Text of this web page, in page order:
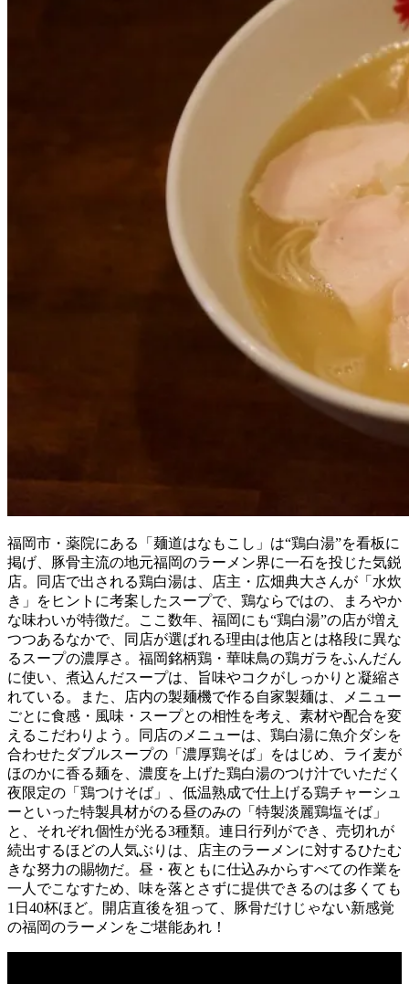
福岡市・薬院にある「麺道はなもこし」は“鶏白湯”を看板に
掲げ、豚骨主流の地元福岡のラーメン界に一石を投じた気鋭
店。同店で出される鶏白湯は、店主・広畑典大さんが「水炊
き」をヒントに考案したスープで、鶏ならではの、まろやか
な味わいが特徴だ。ここ数年、福岡にも“鶏白湯”の店が増え
つつあるなかで、同店が選ばれる理由は他店とは格段に異な
るスープの濃厚さ。福岡銘柄鶏・華味鳥の鶏ガラをふんだん
に使い、煮込んだスープは、旨味やコクがしっかりと凝縮さ
れている。また、店内の製麺機で作る自家製麺は、メニュー
ごとに食感・風味・スープとの相性を考え、素材や配合を変
えるこだわりよう。同店のメニューは、鶏白湯に魚介ダシを
合わせたダブルスープの「濃厚鶏そば」をはじめ、ライ麦が
ほのかに香る麺を、濃度を上げた鶏白湯のつけ汁でいただく
夜限定の「鶏つけそば」、低温熟成で仕上げる鶏チャーシュ
ーといった特製具材がのる昼のみの「特製淡麗鶏塩そば」
と、それぞれ個性が光る3種類。連日行列ができ、売切れが
続出するほどの人気ぶりは、店主のラーメンに対するひたむ
きな努力の賜物だ。昼・夜ともに仕込みからすべての作業を
一人でこなすため、味を落とさずに提供できるのは多くても
1日40杯ほど。開店直後を狙って、豚骨だけじゃない新感覚
の福岡のラーメンをご堪能あれ！